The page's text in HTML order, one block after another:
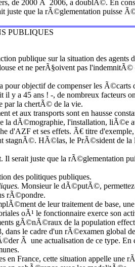
de 2000 Ã 2006, a doublÃ©. En
juste que la rÃ©glementation puisse
PUBLIQUES
publique sur la situation des agents
et ne perÃ§oivent pas
objectif de compenser les Ã©carts
il y a 45 ans ! -, de nombreux facteurs
par la chertÃ© de la vie.
et aux transports sont en hausse
la dÃ©mographie, l'installation, liÃ©e
d'AZF et ses effets. Ã€ titre d'exemple,
stagnÃ©. HÃ©las, le PrÃ©sident de
Il serait juste que la rÃ©glementation
des politiques publiques.
Monsieur le dÃ©putÃ©,
rÃ©pondre.
de leur traitement de base,
oÃ¹ le fonctionnaire exerce son
gÃ©nÃ©raux de la population
le cadre d'un rÃ©examen global
Ã une actualisation de ce type. En
en France, cette situation appelle une